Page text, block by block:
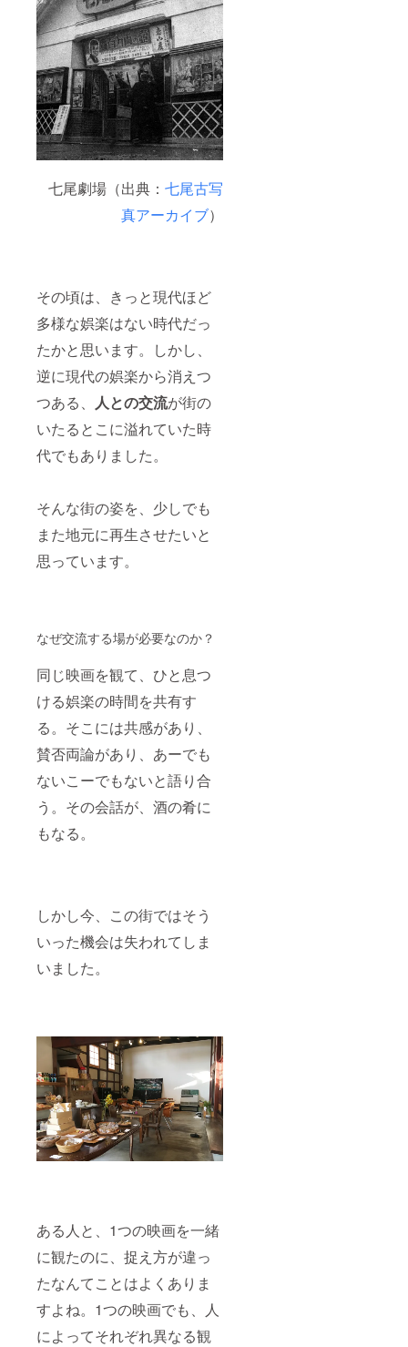
七尾劇場（出典： 七尾古写
真アーカイブ）
その頃は、きっと現代ほど
多様な娯楽はない時代だっ
たかと思います。しかし、
逆に現代の娯楽から消えつ
つある、 人との交流が街の
いたるとこに溢れていた時
代でもありました。
そんな街の姿を、少しでも
また地元に再生させたいと
思っています。
なぜ交流する場が必要なのか？
同じ映画を観て、ひと息つ
ける娯楽の時間を共有す
る。そこには共感があり、
賛否両論があり、あーでも
ないこーでもないと語り合
う。その会話が、酒の肴に
もなる。
しかし今、この街ではそう
いった機会は失われてしま
いました。
ある人と、1つの映画を一緒
に観たのに、捉え方が違っ
たなんてことはよくありま
すよね。1つの映画でも、人
によってそれぞれ異なる観